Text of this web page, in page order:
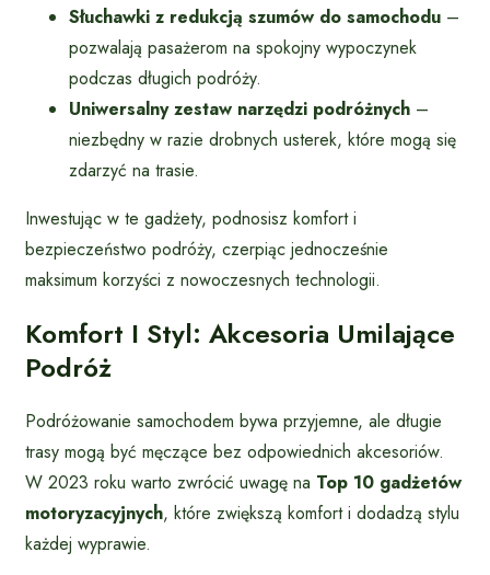
Słuchawki z redukcją szumów do samochodu –
pozwalają pasażerom na spokojny wypoczynek
podczas długich podróży.
Uniwersalny zestaw narzędzi podróżnych –
niezbędny w razie drobnych usterek, które mogą się
zdarzyć na trasie.
Inwestując w te gadżety, podnosisz komfort i
bezpieczeństwo podróży, czerpiąc jednocześnie
maksimum korzyści z nowoczesnych technologii.
Komfort I Styl: Akcesoria Umilające
Podróż
Podróżowanie samochodem bywa przyjemne, ale długie
trasy mogą być męczące bez odpowiednich akcesoriów.
W 2023 roku warto zwrócić uwagę na Top 10 gadżetów
motoryzacyjnych, które zwiększą komfort i dodadzą stylu
każdej wyprawie.